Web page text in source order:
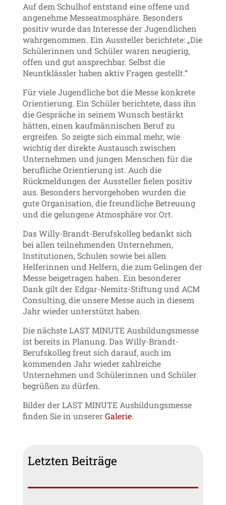
Auf dem Schulhof entstand eine offene und
angenehme Messeatmosphäre. Besonders
positiv wurde das Interesse der Jugendlichen
wahrgenommen. Ein Aussteller berichtete: „Die
Schülerinnen und Schüler waren neugierig,
offen und gut ansprechbar. Selbst die
Neuntklässler haben aktiv Fragen gestellt.“
Für viele Jugendliche bot die Messe konkrete
Orientierung. Ein Schüler berichtete, dass ihn
die Gespräche in seinem Wunsch bestärkt
hätten, einen kaufmännischen Beruf zu
ergreifen. So zeigte sich einmal mehr, wie
wichtig der direkte Austausch zwischen
Unternehmen und jungen Menschen für die
berufliche Orientierung ist. Auch die
Rückmeldungen der Aussteller fielen positiv
aus. Besonders hervorgehoben wurden die
gute Organisation, die freundliche Betreuung
und die gelungene Atmosphäre vor Ort.
Das Willy-Brandt-Berufskolleg bedankt sich
bei allen teilnehmenden Unternehmen,
Institutionen, Schulen sowie bei allen
Helferinnen und Helfern, die zum Gelingen der
Messe beigetragen haben. Ein besonderer
Dank gilt der Edgar-Nemitz-Stiftung und ACM
Consulting, die unsere Messe auch in diesem
Jahr wieder unterstützt haben.
Die nächste LAST MINUTE Ausbildungsmesse
ist bereits in Planung. Das Willy-Brandt-
Berufskolleg freut sich darauf, auch im
kommenden Jahr wieder zahlreiche
Unternehmen und Schülerinnen und Schüler
begrüßen zu dürfen.
Bilder der LAST MINUTE Ausbildungsmesse
finden Sie in unsererGalerie.
Letzten Beiträge